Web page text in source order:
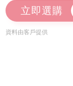
立即選購
資料由客戶提供